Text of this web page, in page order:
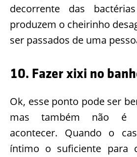
decorrente das
produzem o cheirinho
ser passados de uma
10. Fazer xixi no
Ok, esse ponto pode ser
mas também não é
acontecer. Quando o
íntimo o suficiente para